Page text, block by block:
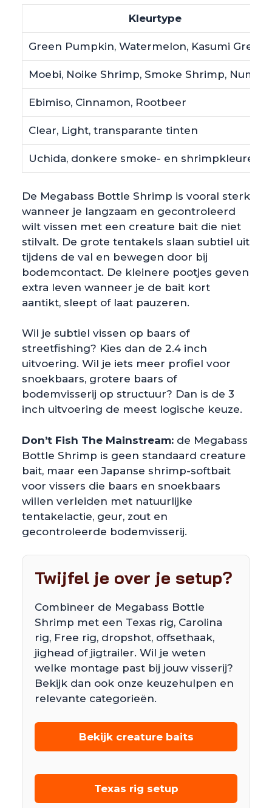
Kleurtype
Green Pumpkin, Watermelon, Kasumi Green
Moebi, Noike Shrimp, Smoke Shrimp, Numa
Ebimiso, Cinnamon, Rootbeer
Clear, Light, transparante tinten
Uchida, donkere smoke- en shrimpkleuren
De Megabass Bottle Shrimp is vooral sterk
wanneer je langzaam en gecontroleerd
wilt vissen met een creature bait die niet
stilvalt. De grote tentakels slaan subtiel uit
tijdens de val en bewegen door bij
bodemcontact. De kleinere pootjes geven
extra leven wanneer je de bait kort
aantikt, sleept of laat pauzeren.
Wil je subtiel vissen op baars of
streetfishing? Kies dan de 2.4 inch
uitvoering. Wil je iets meer profiel voor
snoekbaars, grotere baars of
bodemvisserij op structuur? Dan is de 3
inch uitvoering de meest logische keuze.
Don’t Fish The Mainstream: de Megabass
Bottle Shrimp is geen standaard creature
bait, maar een Japanse shrimp-softbait
voor vissers die baars en snoekbaars
willen verleiden met natuurlijke
tentakelactie, geur, zout en
gecontroleerde bodemvisserij.
Twijfel je over je setup?
Combineer de Megabass Bottle
Shrimp met een Texas rig, Carolina
rig, Free rig, dropshot, offsethaak,
jighead of jigtrailer. Wil je weten
welke montage past bij jouw visserij?
Bekijk dan ook onze keuzehulpen en
relevante categorieën.
Bekijk creature baits
Texas rig setup